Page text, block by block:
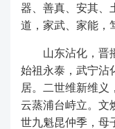
器、善真、安其、
道，家武、家能，
山东沾化，晋
始祖永泰，武宁沾
居。二世维新维义
云蒸浦台峙立。文
世九魁昆仲季，母